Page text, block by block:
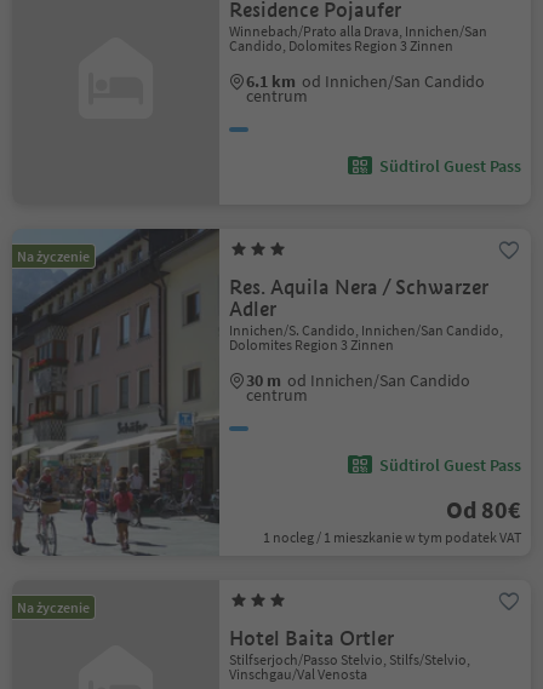
Residence Pojaufer
Winnebach/Prato alla Drava, Innichen/San
Candido, Dolomites Region 3 Zinnen
6.1 km od Innichen/San Candido
centrum
Südtirol Guest Pass
Na życzenie
Res. Aquila Nera / Schwarzer
Adler
Innichen/S. Candido, Innichen/San Candido,
Dolomites Region 3 Zinnen
30 m od Innichen/San Candido
centrum
Südtirol Guest Pass
Od 80€
1 nocleg / 1 mieszkanie w tym podatek VAT
Na życzenie
Hotel Baita Ortler
Stilfserjoch/Passo Stelvio, Stilfs/Stelvio,
Vinschgau/Val Venosta